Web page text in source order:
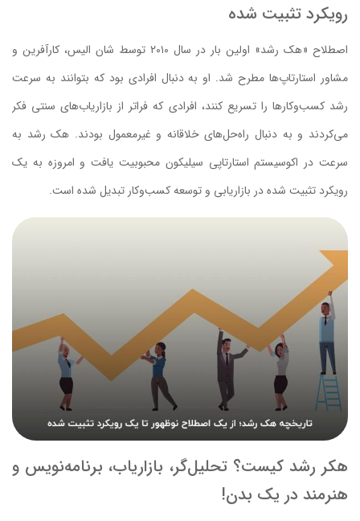
رویکرد تثبیت شده
اصطلاح «هک رشد» اولین بار در سال ۲۰۱۰ توسط شان الیس، کارآفرین و
مشاور استارتاپ‌ها مطرح شد. او به دنبال افرادی بود که بتوانند به سرعت
رشد کسب‌وکارها را تسریع کنند، افرادی که فراتر از بازاریاب‌های سنتی فکر
می‌کردند و به دنبال راه‌حل‌های خلاقانه و غیرمعمول بودند. هک رشد به
سرعت در اکوسیستم استارتاپی سیلیکون محبوبیت یافت و امروزه به یک
رویکرد تثبیت شده در بازاریابی و توسعه کسب‌وکار تبدیل شده است.
هکر رشد کیست؟ تحلیل‌گر، بازاریاب، برنامه‌نویس و
هنرمند در یک بدن!